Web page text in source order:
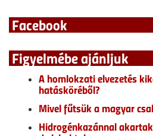
Facebook
Figyelmébe ajánljuk
A homlokzati elvezetés
hatásköréből?
Mivel fűtsük a magyar
Hidrogénkazánnal